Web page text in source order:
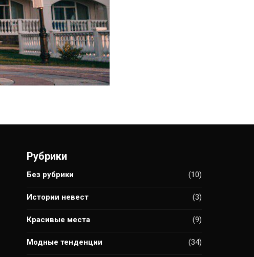
Рубрики
Без рубрики (10)
Истории невест (3)
Красивые места (9)
Модные тенденции (34)